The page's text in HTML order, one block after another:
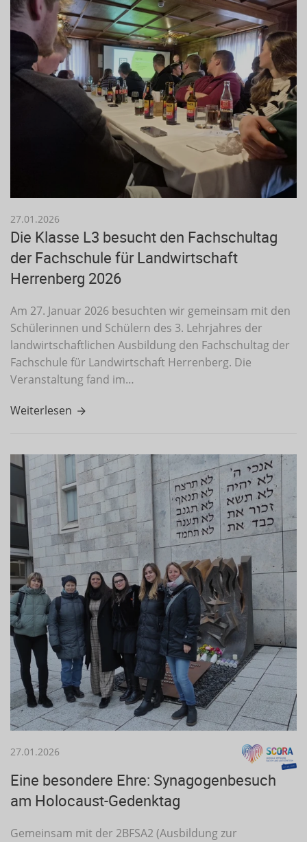
27.01.2026
Die Klasse L3 besucht den Fachschultag
der Fachschule für Landwirtschaft
Herrenberg 2026
Am 27. Januar 2026 besuchten wir gemeinsam mit den
Schülerinnen und Schülern des 3. Lehrjahres der
landwirtschaftlichen Ausbildung den Fachschultag der
Fachschule für Landwirtschaft Herrenberg. Die
Veranstaltung fand im…
Weiterlesen
27.01.2026
Eine besondere Ehre: Synagogenbesuch
am Holocaust-Gedenktag
Gemeinsam mit der 2BFSA2 (Ausbildung zur